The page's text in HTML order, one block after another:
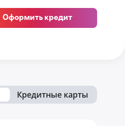
Оформить кредит
Кредитные карты